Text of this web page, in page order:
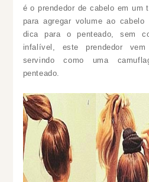
é o prendedor de cabelo em um
para agregar volume ao
dica para o penteado, sem
infalível, este prendedor
servindo como uma
penteado.